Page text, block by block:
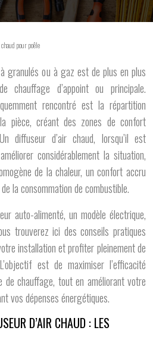
pour poêle
à granulés ou à gaz est de plus en plus
chauffage d’appoint ou principale.
rencontré est la répartition
pièce, créant des zones de confort
diffuseur d’air chaud, lorsqu’il est
considérablement la situation,
de la chaleur, un confort accru
la consommation de combustible.
auto-alimenté, un modèle électrique,
trouverez ici des conseils pratiques
installation et profiter pleinement de
est de maximiser l’efficacité
chauffage, tout en améliorant votre
vos dépenses énergétiques.
D’AIR CHAUD : LES